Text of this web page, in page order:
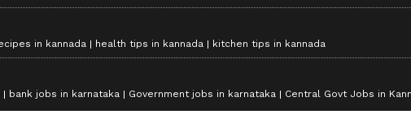
in kannada health tips in kannada kitchen tips in kannada
bank jobs in karnataka Government jobs in karnataka Central Govt Jobs in